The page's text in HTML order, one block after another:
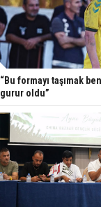
“Bu formayı taşımak
gurur oldu”